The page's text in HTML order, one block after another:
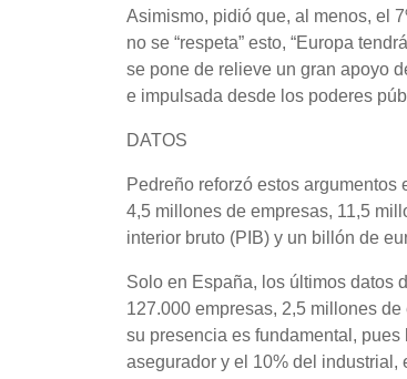
Asimismo, pidió que, al menos, el
no se “respeta” esto, “Europa
se pone de relieve un gran apoyo
e impulsada desde los poderes
DATOS
Pedreño reforzó estos
4,5 millones de empresas, 11,5
interior bruto (PIB) y un billón de
Solo en España, los últimos datos
127.000 empresas, 2,5 millones
su presencia es fundamental,
asegurador y el 10% del industrial,